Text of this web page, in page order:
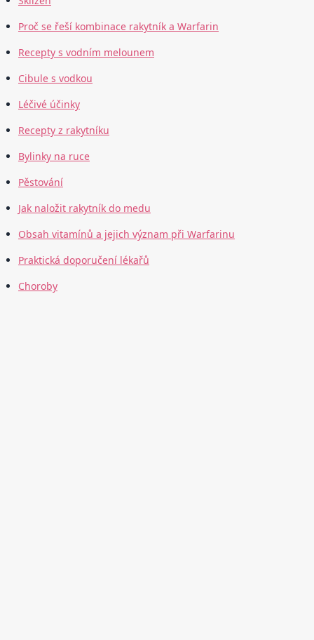
Proč se řeší kombinace rakytník a Warfarin
Recepty s vodním melounem
Cibule s vodkou
Léčivé účinky
Recepty z rakytníku
Bylinky na ruce
Pěstování
Jak naložit rakytník do medu
Obsah vitamínů a jejich význam při Warfarinu
Praktická doporučení lékařů
Choroby